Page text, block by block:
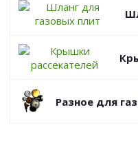
Разное для